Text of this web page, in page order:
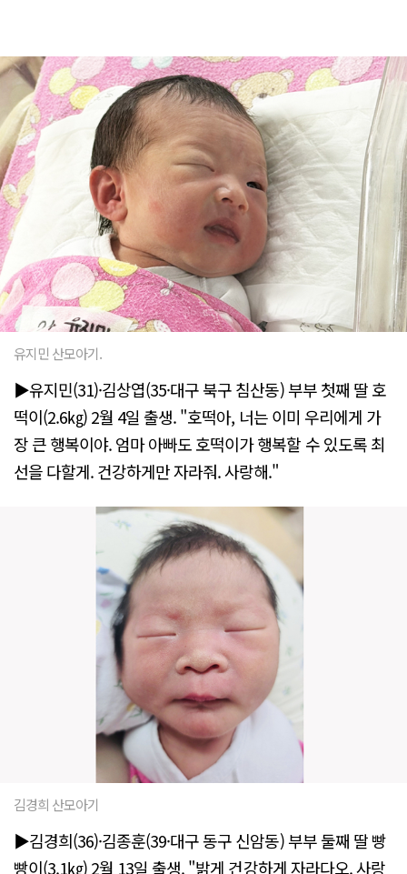
유지민 산모아기.
▶유지민(31)·김상엽(35·대구 북구 침산동) 부부 첫째 딸 호
떡이(2.6㎏) 2월 4일 출생. "호떡아, 너는 이미 우리에게 가
장 큰 행복이야. 엄마 아빠도 호떡이가 행복할 수 있도록 최
선을 다할게. 건강하게만 자라줘. 사랑해."
김경희 산모아기
▶김경희(36)·김종훈(39·대구 동구 신암동) 부부 둘째 딸 빵
빵이(3.1㎏) 2월 13일 출생. "밝게 건강하게 자라다오. 사랑